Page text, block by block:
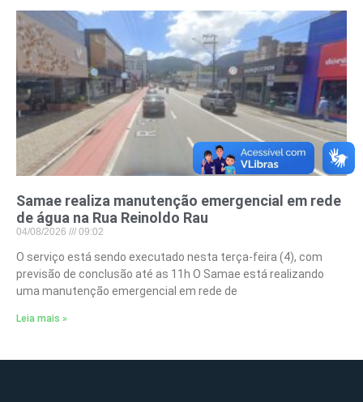
Samae realiza manutenção emergencial em rede
de água na Rua Reinoldo Rau
04/08/2026 09:02
O serviço está sendo executado nesta terça-feira (4), com
previsão de conclusão até as 11h O Samae está realizando
uma manutenção emergencial em rede de
Leia mais »